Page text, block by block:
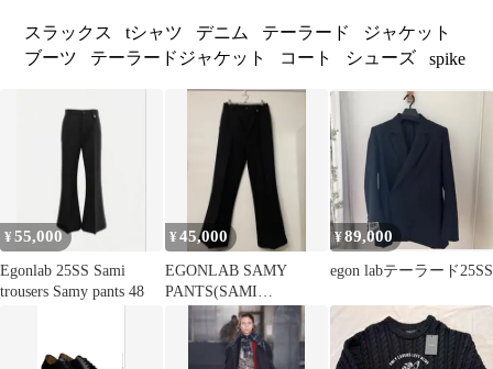
スラックス tシャツ デニム テーラード
ジャケット
ブーツ
テーラードジャケット コート シューズ spike
¥55,000
Egonlab 25SS Sami
trousers Samy pants 48
¥45,000
EGONLAB SAMY
PANTS(SAMI
TROUSERS)
¥89,000
egon labテーラード25SS